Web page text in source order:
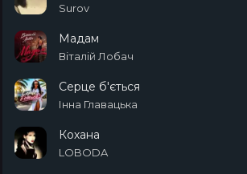
Surov
Мадам
Віталій Лобач
Серце б'ється
Інна Главацька
Кохана
LOBODA